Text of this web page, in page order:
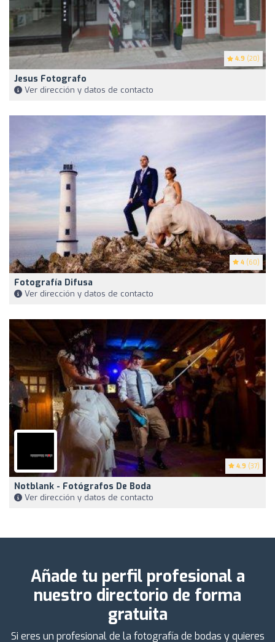
4.9 (20)
Jesus Fotografo
Ver dirección y datos de contacto
4 (60)
Fotografía Difusa
Ver dirección y datos de contacto
4.9 (37)
Notblank - Fotógrafos De Boda
Ver dirección y datos de contacto
Añade tu perfil profesional a
nuestro directorio de forma
gratuita
Si eres un profesional de la fotografía de bodas y quieres